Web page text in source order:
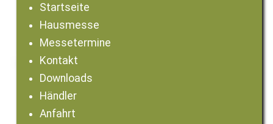
Startseite
Hausmesse
Messetermine
Kontakt
Downloads
Händler
Anfahrt